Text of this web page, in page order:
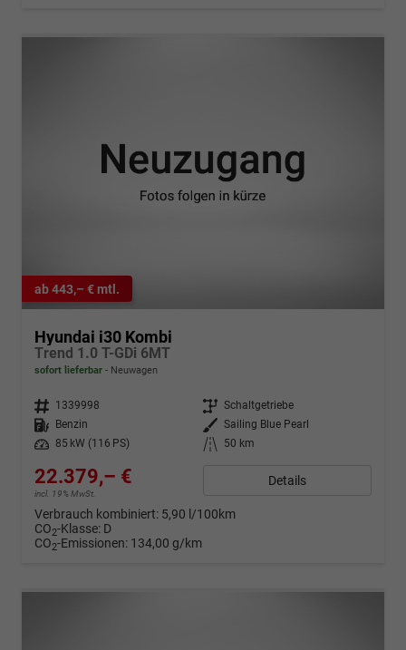
ab 443,– € mtl.
Hyundai i30 Kombi
Trend 1.0 T-GDi 6MT
sofort lieferbar Neuwagen
Fahrzeugnr. 1339998 Getriebe Schaltgetriebe
Kraftstoff
Benzin Außenfarbe Sailing Blue Pearl
Leistung
85 kW (116 PS) Kilometerstand 50 km
22.379,– €
incl. 19% MwSt.
Details
Verbrauch kombiniert: 5,90 l/100km
CO2-Klasse: D
CO2-Emissionen: 134,00 g/km